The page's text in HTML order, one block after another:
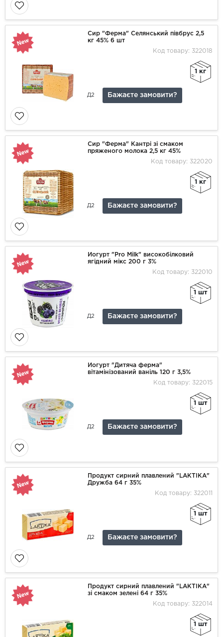
Сир "Ферма" Селянський півбрус 2,5
кг 45% 6 шт
Код товару: 322018
1 кг
Д2 Бажаєте замовити?
Сир "Ферма" Кантрі зі смаком
пряженого молока 2,5 кг 45%
Код товару: 322020
1 кг
Д2 Бажаєте замовити?
Йогурт "Pro Milk" високобілковий
ягідний мікс 200 г 3%
Код товару: 322010
1 шт
Д2 Бажаєте замовити?
Йогурт "Дитяча ферма"
вітамінізований ваніль 120 г 3,5%
Код товару: 322015
1 шт
Д2 Бажаєте замовити?
Продукт сирний плавлений "LAKTIKA"
Дружба 64 г 35%
Код товару: 322011
1 шт
Д2 Бажаєте замовити?
Продукт сирний плавлений "LAKTIKA"
зі смаком зелені 64 г 35%
Код товару: 322014
1 шт